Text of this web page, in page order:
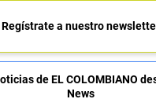
Regístrate a nuestro
de EL COLOMBIANO
News